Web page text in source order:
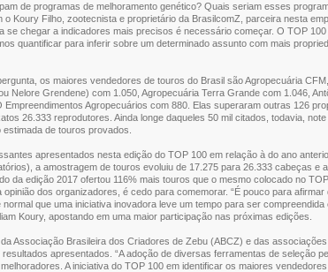
de programas de melhoramento genético? Quais seriam esses
o Koury Filho, zootecnista e proprietário da BrasilcomZ, parceira nesta
se chegar a indicadores mais precisos é necessário começar. O TOP
quantificar para inferir sobre um determinado assunto com mais
os maiores vendedores de touros do Brasil são Agropecuária
Nelore Grendene) com 1.050, Agropecuária Terra Grande com 1.046,
Empreendimentos Agropecuários com 880. Elas superaram outras 126
26.333 reprodutores. Ainda longe daqueles 50 mil citados, todavia,
de touros provados.
apresentados nesta edição do TOP 100 em relação à do ano
a amostragem de touros evoluiu de 17.275 para 26.333 cabeças e
da edição 2017 ofertou 116% mais touros que o mesmo colocado no
dos organizadores, é cedo para comemorar. “É pouco para
que uma iniciativa inovadora leve um tempo para ser compreendida
Koury, apostando em uma maior participação nas próximas edições.
Associação Brasileira dos Criadores de Zebu (ABCZ) e das
apresentados. “A adoção de diversas ferramentas de seleção
A iniciativa do TOP 100 em identificar os maiores